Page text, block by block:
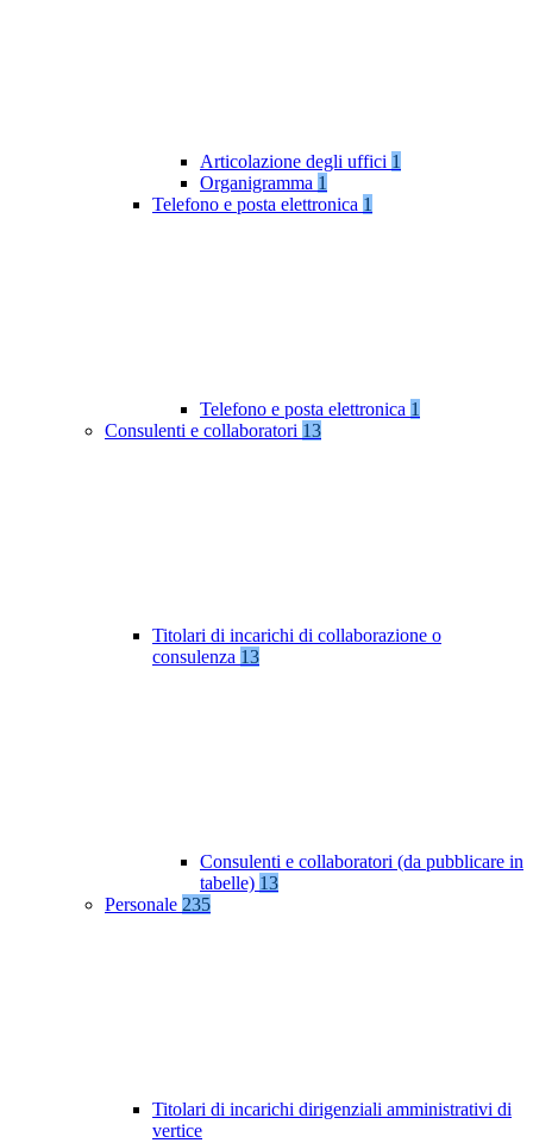
Articolazione degli uffici 1
Organigramma 1
Telefono e posta elettronica 1
Telefono e posta elettronica 1
Consulenti e collaboratori 13
Titolari di incarichi di collaborazione o
consulenza 13
Consulenti e collaboratori (da pubblicare in
tabelle) 13
Personale 235
Titolari di incarichi dirigenziali amministrativi di
vertice